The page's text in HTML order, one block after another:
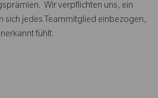
Wir verpflichten uns, ein
sich jedes Teammitglied einbezogen,
fühlt.